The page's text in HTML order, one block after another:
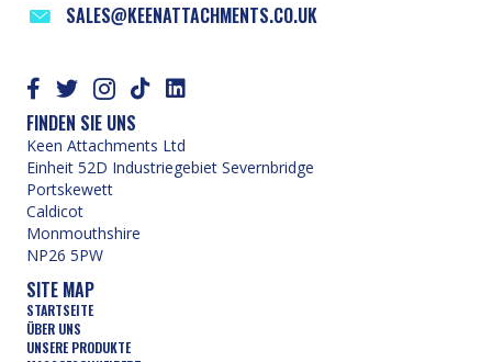
SALES@KEENATTACHMENTS.CO.UK
FINDEN SIE UNS
Keen Attachments Ltd
Einheit 52D Industriegebiet Severnbridge
Portskewett
Caldicot
Monmouthshire
NP26 5PW
SITE MAP
STARTSEITE
ÜBER UNS
UNSERE PRODUKTE